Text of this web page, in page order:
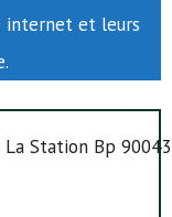
internet et leurs
Station Bp 90043